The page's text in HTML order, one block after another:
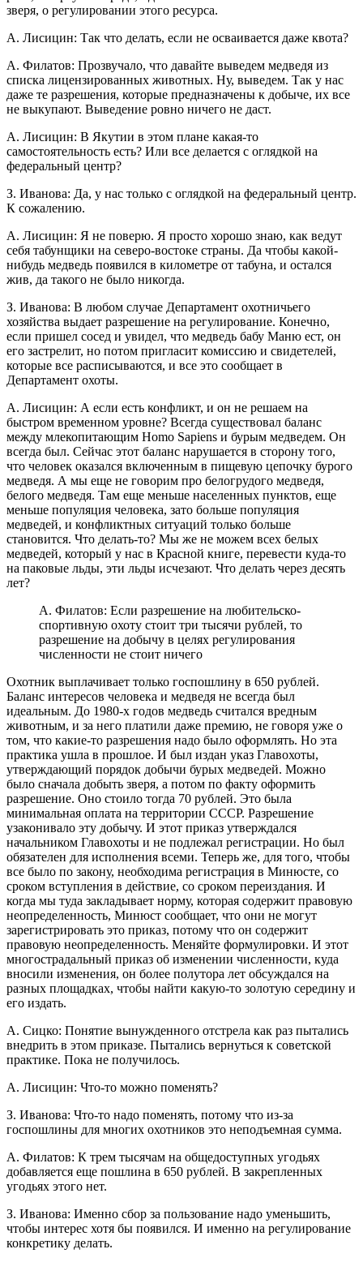
зверя, о регулировании этого ресурса.
А. Лисицин: Так что делать, если не осваивается даже квота?
А. Филатов: Прозвучало, что давайте выведем медведя из
списка лицензированных животных. Ну, выведем. Так у нас
даже те разрешения, которые предназначены к добыче, их все
не выкупают. Выведение ровно ничего не даст.
А. Лисицин: В Якутии в этом плане какая-то
самостоятельность есть? Или все делается с оглядкой на
федеральный центр?
З. Иванова: Да, у нас только с оглядкой на федеральный центр.
К сожалению.
А. Лисицин: Я не поверю. Я просто хорошо знаю, как ведут
себя табунщики на северо-востоке страны. Да чтобы какой-
нибудь медведь появился в километре от табуна, и остался
жив, да такого не было никогда.
З. Иванова: В любом случае Департамент охотничьего
хозяйства выдает разрешение на регулирование. Конечно,
если пришел сосед и увидел, что медведь бабу Маню ест, он
его застрелит, но потом пригласит комиссию и свидетелей,
которые все расписываются, и все это сообщает в
Департамент охоты.
А. Лисицин: А если есть конфликт, и он не решаем на
быстром временном уровне? Всегда существовал баланс
между млекопитающим Homo Sapiens и бурым медведем. Он
всегда был. Сейчас этот баланс нарушается в сторону того,
что человек оказался включенным в пищевую цепочку бурого
медведя. А мы еще не говорим про белогрудого медведя,
белого медведя. Там еще меньше населенных пунктов, еще
меньше популяция человека, зато больше популяция
медведей, и конфликтных ситуаций только больше
становится. Что делать-то? Мы же не можем всех белых
медведей, который у нас в Красной книге, перевести куда-то
на паковые льды, эти льды исчезают. Что делать через десять
лет?
А. Филатов: Если разрешение на любительско-
спортивную охоту стоит три тысячи рублей, то
разрешение на добычу в целях регулирования
численности не стоит ничего
Охотник выплачивает только госпошлину в 650 рублей.
Баланс интересов человека и медведя не всегда был
идеальным. До 1980-х годов медведь считался вредным
животным, и за него платили даже премию, не говоря уже о
том, что какие-то разрешения надо было оформлять. Но эта
практика ушла в прошлое. И был издан указ Главохоты,
утверждающий порядок добычи бурых медведей. Можно
было сначала добыть зверя, а потом по факту оформить
разрешение. Оно стоило тогда 70 рублей. Это была
минимальная оплата на территории СССР. Разрешение
узаконивало эту добычу. И этот приказ утверждался
начальником Главохоты и не подлежал регистрации. Но был
обязателен для исполнения всеми. Теперь же, для того, чтобы
все было по закону, необходима регистрация в Минюсте, со
сроком вступления в действие, со сроком переиздания. И
когда мы туда закладывает норму, которая содержит правовую
неопределенность, Минюст сообщает, что они не могут
зарегистрировать это приказ, потому что он содержит
правовую неопределенность. Меняйте формулировки. И этот
многострадальный приказ об изменении численности, куда
вносили изменения, он более полутора лет обсуждался на
разных площадках, чтобы найти какую-то золотую середину и
его издать.
А. Сицко: Понятие вынужденного отстрела как раз пытались
внедрить в этом приказе. Пытались вернуться к советской
практике. Пока не получилось.
А. Лисицин: Что-то можно поменять?
З. Иванова: Что-то надо поменять, потому что из-за
госпошлины для многих охотников это неподъемная сумма.
А. Филатов: К трем тысячам на общедоступных угодьях
добавляется еще пошлина в 650 рублей. В закрепленных
угодьях этого нет.
З. Иванова: Именно сбор за пользование надо уменьшить,
чтобы интерес хотя бы появился. И именно на регулирование
конкретику делать.